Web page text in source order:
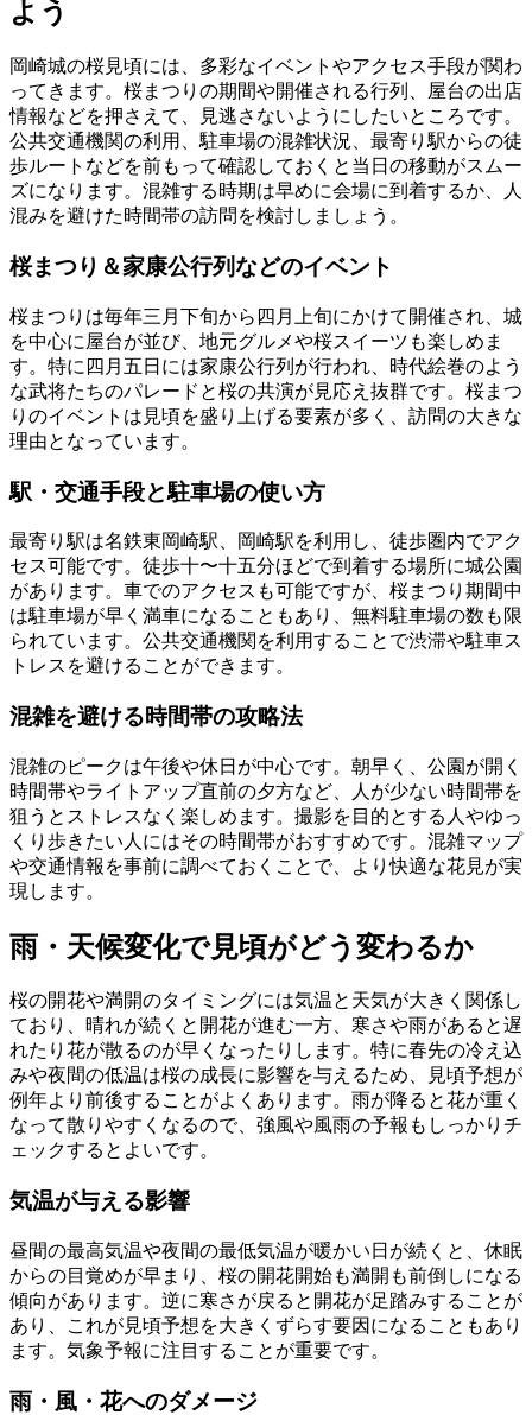
よう
岡崎城の桜見頃には、多彩なイベントやアクセス手段が関わ
ってきます。桜まつりの期間や開催される行列、屋台の出店
情報などを押さえて、見逃さないようにしたいところです。
公共交通機関の利用、駐車場の混雑状況、最寄り駅からの徒
歩ルートなどを前もって確認しておくと当日の移動がスムー
ズになります。混雑する時期は早めに会場に到着するか、人
混みを避けた時間帯の訪問を検討しましょう。
桜まつり＆家康公行列などのイベント
桜まつりは毎年三月下旬から四月上旬にかけて開催され、城
を中心に屋台が並び、地元グルメや桜スイーツも楽しめま
す。特に四月五日には家康公行列が行われ、時代絵巻のよう
な武将たちのパレードと桜の共演が見応え抜群です。桜まつ
りのイベントは見頃を盛り上げる要素が多く、訪問の大きな
理由となっています。
駅・交通手段と駐車場の使い方
最寄り駅は名鉄東岡崎駅、岡崎駅を利用し、徒歩圏内でアク
セス可能です。徒歩十〜十五分ほどで到着する場所に城公園
があります。車でのアクセスも可能ですが、桜まつり期間中
は駐車場が早く満車になることもあり、無料駐車場の数も限
られています。公共交通機関を利用することで渋滞や駐車ス
トレスを避けることができます。
混雑を避ける時間帯の攻略法
混雑のピークは午後や休日が中心です。朝早く、公園が開く
時間帯やライトアップ直前の夕方など、人が少ない時間帯を
狙うとストレスなく楽しめます。撮影を目的とする人やゆっ
くり歩きたい人にはその時間帯がおすすめです。混雑マップ
や交通情報を事前に調べておくことで、より快適な花見が実
現します。
雨・天候変化で見頃がどう変わるか
桜の開花や満開のタイミングには気温と天気が大きく関係し
ており、晴れが続くと開花が進む一方、寒さや雨があると遅
れたり花が散るのが早くなったりします。特に春先の冷え込
みや夜間の低温は桜の成長に影響を与えるため、見頃予想が
例年より前後することがよくあります。雨が降ると花が重く
なって散りやすくなるので、強風や風雨の予報もしっかりチ
ェックするとよいです。
気温が与える影響
昼間の最高気温や夜間の最低気温が暖かい日が続くと、休眠
からの目覚めが早まり、桜の開花開始も満開も前倒しになる
傾向があります。逆に寒さが戻ると開花が足踏みすることが
あり、これが見頃予想を大きくずらす要因になることもあり
ます。気象予報に注目することが重要です。
雨・風・花へのダメージ